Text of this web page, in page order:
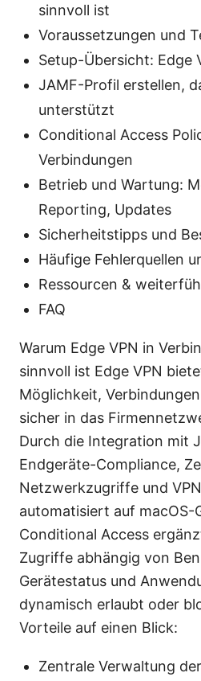
sinnvoll ist
Voraussetzungen und
Setup-Übersicht: Edge
JAMF-Profil erstellen,
unterstützt
Conditional Access
Verbindungen
Betrieb und Wartung:
Reporting, Updates
Sicherheitstipps und
Häufige Fehlerquellen
Ressourcen &
FAQ
Warum Edge VPN in
sinnvoll ist Edge VPN
Möglichkeit,
sicher in das
Durch die Integration mit
Endgeräte-Compliance,
Netzwerkzugriffe und
automatisiert auf macOS-
Conditional Access
Zugriffe abhängig von
Gerätestatus und
dynamisch erlaubt oder
Vorteile auf einen Blick:
Zentrale Verwaltung